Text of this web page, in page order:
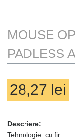
Nu sunt produse in
MOUSE
PADLESS
28,27 lei
Descriere:
Tehnologie: cu fir